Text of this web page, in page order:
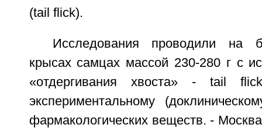
(tail flick).
Исследования проводили на
крысах самцах массой 230-280 г с
«отдергивания хвоста» - tail
экспериментальному
фармакологических веществ. -